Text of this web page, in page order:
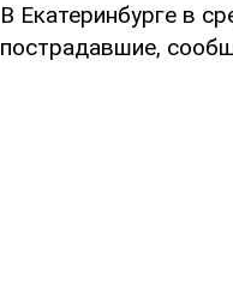
В Екатеринбурге в
пострадавшие,